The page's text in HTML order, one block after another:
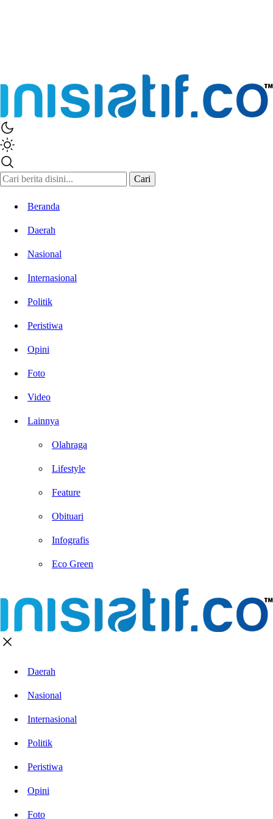
Cari
Beranda
Daerah
Nasional
Internasional
Politik
Peristiwa
Opini
Foto
Video
Lainnya
Olahraga
Lifestyle
Feature
Obituari
Infografis
Eco Green
Daerah
Nasional
Internasional
Politik
Peristiwa
Opini
Foto